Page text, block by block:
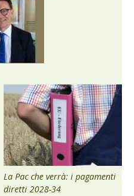
La Pac che verrà: i pagamenti
diretti 2028-34